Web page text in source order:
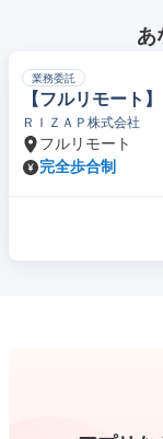
あ
業務委託
【フルリモート
ＲＩＺＡＰ株式会社
フルリモート
完全歩合制